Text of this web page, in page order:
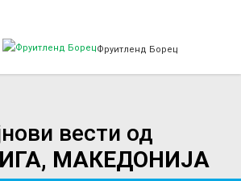
Фруитленд Борец
вести од
МАКЕДОНИЈА